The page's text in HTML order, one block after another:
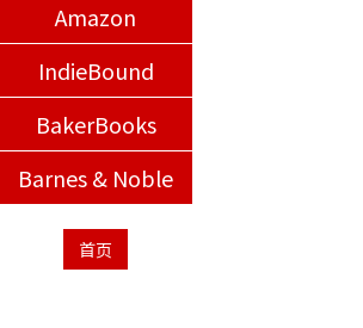
Amazon
IndieBound
BakerBooks
Barnes & Noble
首页